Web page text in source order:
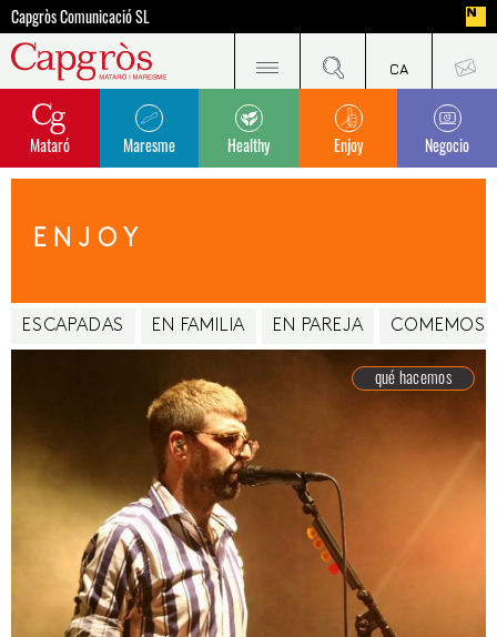
Capgròs Comunicació SL
Mataró Maresme Healthy Enjoy Negocio
ENJOY
ESCAPADAS EN FAMILIA EN PAREJA COMEMOS
qué hacemos